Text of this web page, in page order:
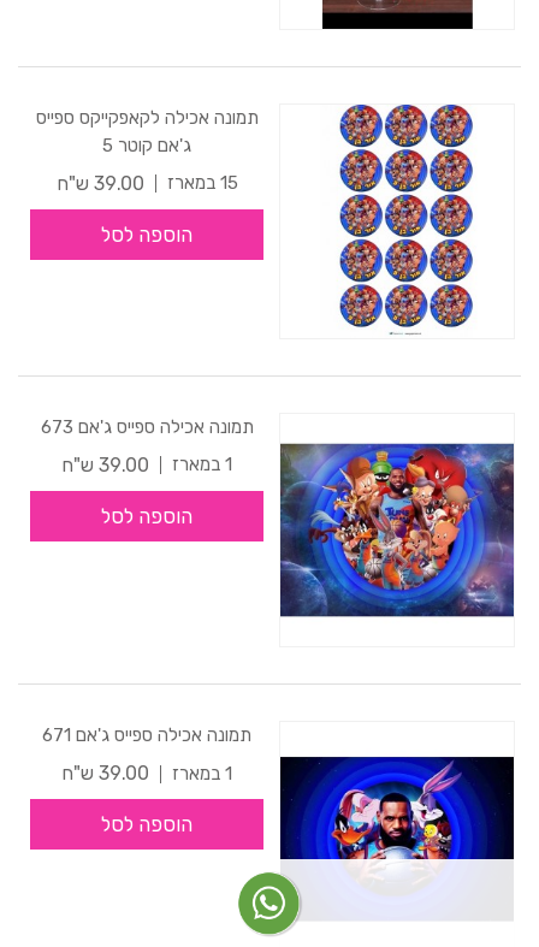
תמונה אכילה לקאפקייקס ספייס
ג'אם קוטר 5
15 במארז
39.00 ש"ח
הוספה לסל
תמונה אכילה ספייס ג'אם 673
1 במארז
39.00 ש"ח
הוספה לסל
תמונה אכילה ספייס ג'אם 671
1 במארז
39.00 ש"ח
הוספה לסל